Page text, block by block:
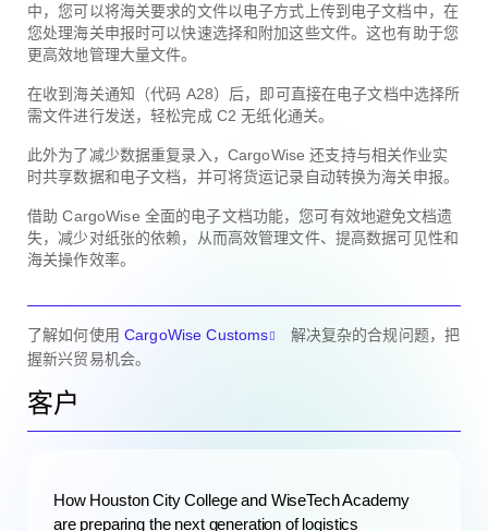
中，您可以将海关要求的文件以电子方式上传到电子文档中，在
您处理海关申报时可以快速选择和附加这些文件。这也有助于您
更高效地管理大量文件。
在收到海关通知（代码 A28）后，即可直接在电子文档中选择所
需文件进行发送，轻松完成 C2 无纸化通关。
此外为了减少数据重复录入，CargoWise 还支持与相关作业实
时共享数据和电子文档，并可将货运记录自动转换为海关申报。
借助 CargoWise 全面的电子文档功能，您可有效地避免文档遗
失，减少对纸张的依赖，从而高效管理文件、提高数据可见性和
海关操作效率。
了解如何使用 CargoWise Customs
解决复杂的合规问题，把
握新兴贸易机会。
客户
How Houston City College and WiseTech Academy
are preparing the next generation of logistics